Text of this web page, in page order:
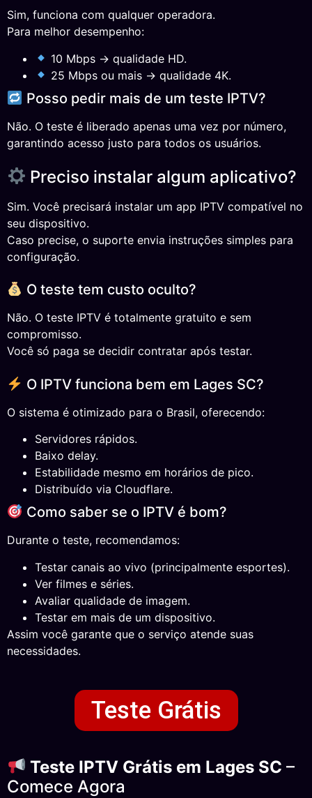
Sim, funciona com qualquer operadora.
Para melhor desempenho:
10 Mbps → qualidade HD.
25 Mbps ou mais → qualidade 4K.
Posso pedir mais de um teste IPTV?
Não. O teste é liberado apenas uma vez por número,
garantindo acesso justo para todos os usuários.
Preciso instalar algum aplicativo?
Sim. Você precisará instalar um app IPTV compatível no
seu dispositivo.
Caso precise, o suporte envia instruções simples para
configuração.
O teste tem custo oculto?
Não. O teste IPTV é totalmente gratuito e sem
compromisso.
Você só paga se decidir contratar após testar.
O IPTV funciona bem em Lages SC?
O sistema é otimizado para o Brasil, oferecendo:
Servidores rápidos.
Baixo delay.
Estabilidade mesmo em horários de pico.
Distribuído via Cloudflare.
Como saber se o IPTV é bom?
Durante o teste, recomendamos:
Testar canais ao vivo (principalmente esportes).
Ver filmes e séries.
Avaliar qualidade de imagem.
Testar em mais de um dispositivo.
Assim você garante que o serviço atende suas
necessidades.
Teste Grátis
Teste IPTV Grátis em Lages SC –
Comece Agora